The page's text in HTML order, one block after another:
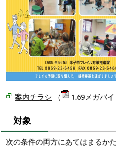
案内チラシ （ 1.69メガバイ
対象
次の条件の両方にあてはまるか